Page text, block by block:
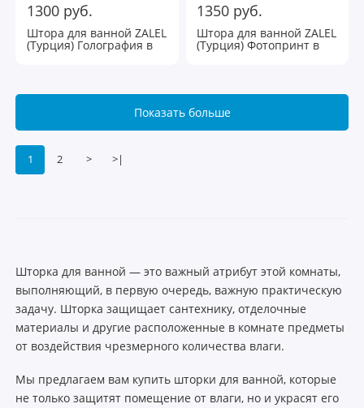
1300 руб.
Штора для ванной ZALEL
(Турция) Голография в
1350 руб.
Штора для ванной ZALEL
(Турция) Фотопринт в
1 2 > >|
Показать больше
Шторка для ванной — это важный атрибут этой комнаты,
выполняющий, в первую очередь, важную практическую
задачу. Шторка защищает сантехнику, отделочные
материалы и другие расположенные в комнате предметы
от воздействия чрезмерного количества влаги.
Мы предлагаем вам купить шторки для ванной, которые
не только защитят помещение от влаги, но и украсят его